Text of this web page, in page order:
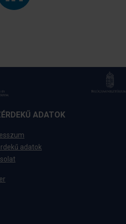
ADATOK
adatok